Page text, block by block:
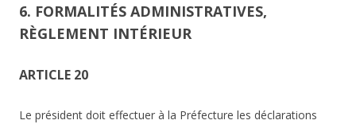
6. FORMALITÉS ADMINISTRATIVES,
RÈGLEMENT INTÉRIEUR
ARTICLE 20
Le président doit effectuer à la Préfecture les déclarations